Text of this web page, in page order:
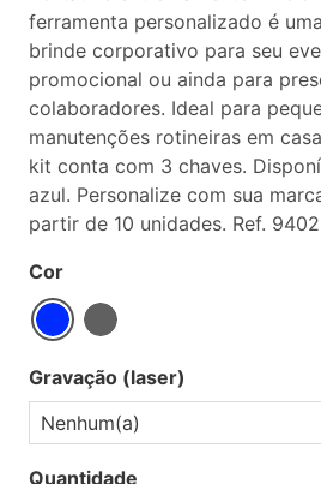
ferramenta personalizado é
brinde corporativo para seu
promocional ou ainda para
colaboradores. Ideal para
manutenções rotineiras em
kit conta com 3 chaves.
azul. Personalize com sua
partir de 10 unidades. Ref.
Cor
Gravação (laser)
Quantidade